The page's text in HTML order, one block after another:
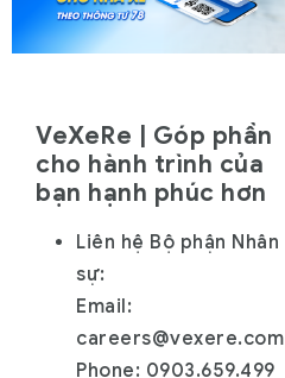
VeXeRe | Góp phần
cho hành trình của
bạn hạnh phúc hơn
Liên hệ Bộ phận Nhân
sự:
Email:
careers@vexere.com
Phone: 0903.659.499